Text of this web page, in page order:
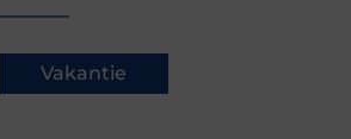
Vakantie